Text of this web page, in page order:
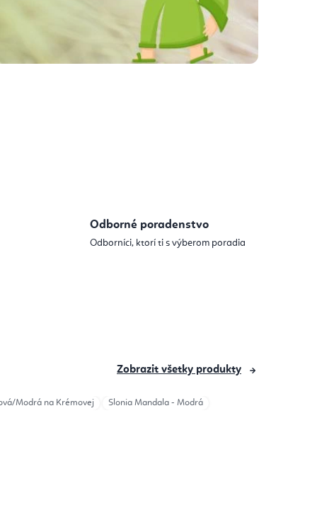
Odborné poradenstvo
Odborníci, ktorí ti s výberom poradia
Zobrazit všetky produkty
Modrá na Krémovej Slonia Mandala - Modrá